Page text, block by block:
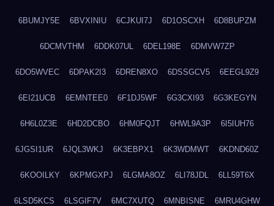
6BUMJY5E 6BVXINIU 6CJKUI7J 6D1OSCXH 6D8BUPZM
6DCMVTHM 6DDK07UL 6DEL198E 6DMVW7ZP
6DO5WVEC 6DPAK2I3 6DREN8XO 6DSSGCV5 6EEGL9Z9
6EI21UCB 6EMNTEE0 6F1DJ5WF 6G3CXI93 6G3KEGYN
6H6L0Z3E 6HD2DCBO 6HM0FQJT 6HWL9A3P 6I5IUH76
6JGSI1UR 6JQL3WKJ 6K3EBPX1 6K3WDMWT 6KDND60Z
6KOOILKY 6KPMGXPJ 6LGMA8OZ 6LI78JDL 6LL59T6X
6LSD5KCS 6LSGIF7V 6MC7XUTQ 6MNBISNE 6MRU4GHW